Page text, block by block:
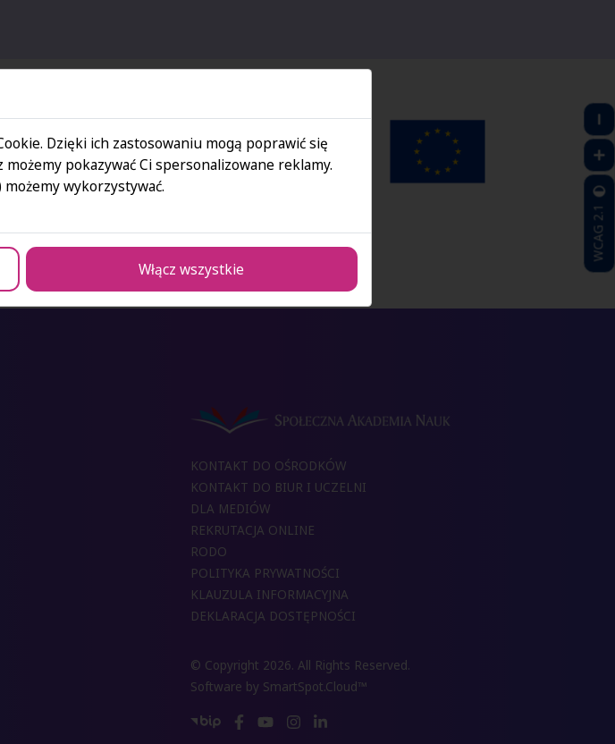
KONTAKT DO OŚRODKÓW
KONTAKT DO BIUR I UCZELNI
DLA MEDIÓW
REKRUTACJA ONLINE
RODO
POLITYKA PRYWATNOŚCI
KLAUZULA INFORMACYJNA
DEKLARACJA DOSTĘPNOŚCI
© Copyright 2026. All Rights Reserved.
Software by SmartSpot.Cloud™
WCAG 2.1
Dzięki ich zastosowaniu mogą poprawić się
pokazywać Ci spersonalizowane reklamy.
wykorzystywać.
Włącz wszystkie